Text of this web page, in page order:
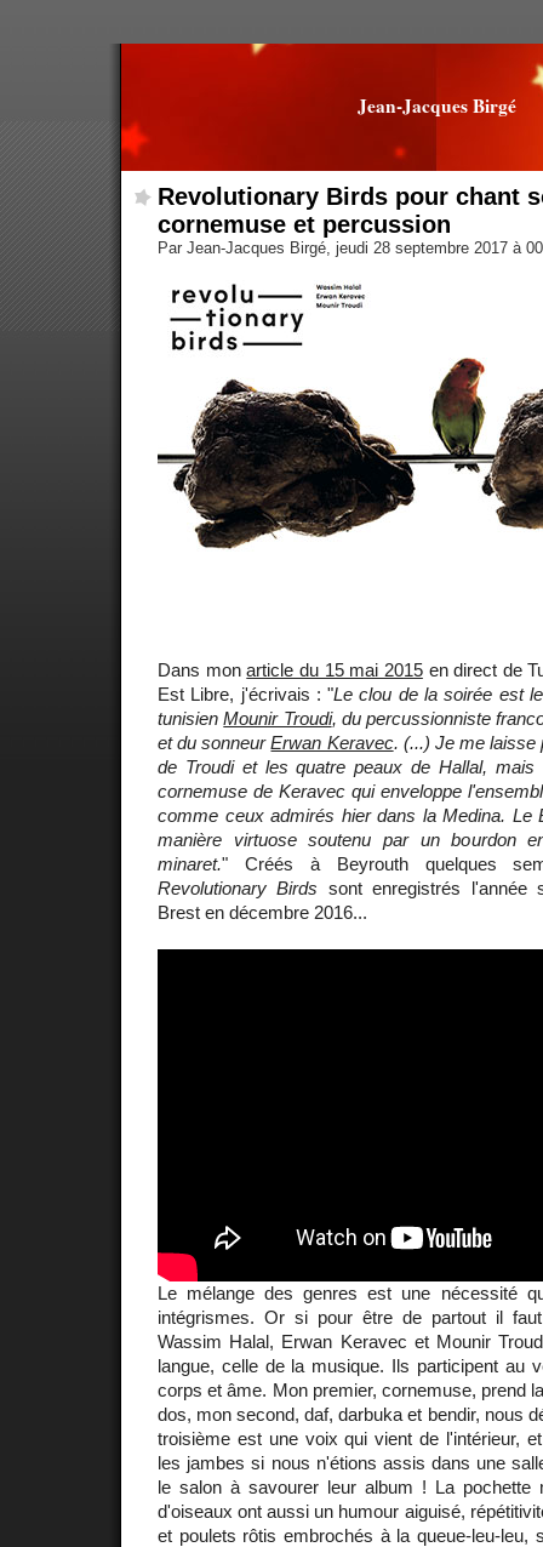
Jean-Jacques Birgé
Revolutionary Birds pour chant
cornemuse et percussion
Par Jean-Jacques Birgé, jeudi 28 septembre 2017 à
Dans monarticle du 15 mai 2015en direct de
Est Libre, j'écrivais : "Le clou de la soirée est
tunisienMounir Troudi, du percussionniste
et du sonneurErwan Keravec. (...) Je me laisse
de Troudi et les quatre peaux de Hallal,
cornemuse de Keravec qui enveloppe
comme ceux admirés hier dans la Medina. Le
manière virtuose soutenu par un bourdon
minaret." Créés à Beyrouth quelques
Revolutionary Birds sont enregistrés l'année
Brest en décembre 2016...
Le mélange des genres est une nécessité
intégrismes. Or si pour être de partout il
Wassim Halal, Erwan Keravec et Mounir
langue, celle de la musique. Ils participent au
corps et âme. Mon premier, cornemuse, prend
dos, mon second, daf, darbuka et bendir, nous
troisième est une voix qui vient de l'intérieur,
les jambes si nous n'étions assis dans une
le salon à savourer leur album ! La pochette
d'oiseaux ont aussi un humour aiguisé,
et poulets rôtis embrochés à la queue-leu-leu,